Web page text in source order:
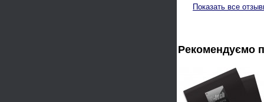
Показать все
Рекомендуємо